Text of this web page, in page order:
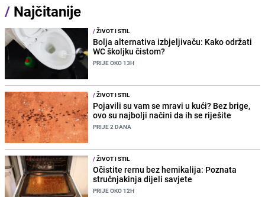
/ Najčitanije
/ŽIVOT I STIL
Bolja alternativa izbjeljivaču: Kako održati
WC školjku čistom?
PRIJE OKO 13H
/ŽIVOT I STIL
Pojavili su vam se mravi u kući? Bez brige,
ovo su najbolji načini da ih se riješite
PRIJE 2 DANA
/ŽIVOT I STIL
Očistite rernu bez hemikalija: Poznata
stručnjakinja dijeli savjete
PRIJE OKO 12H